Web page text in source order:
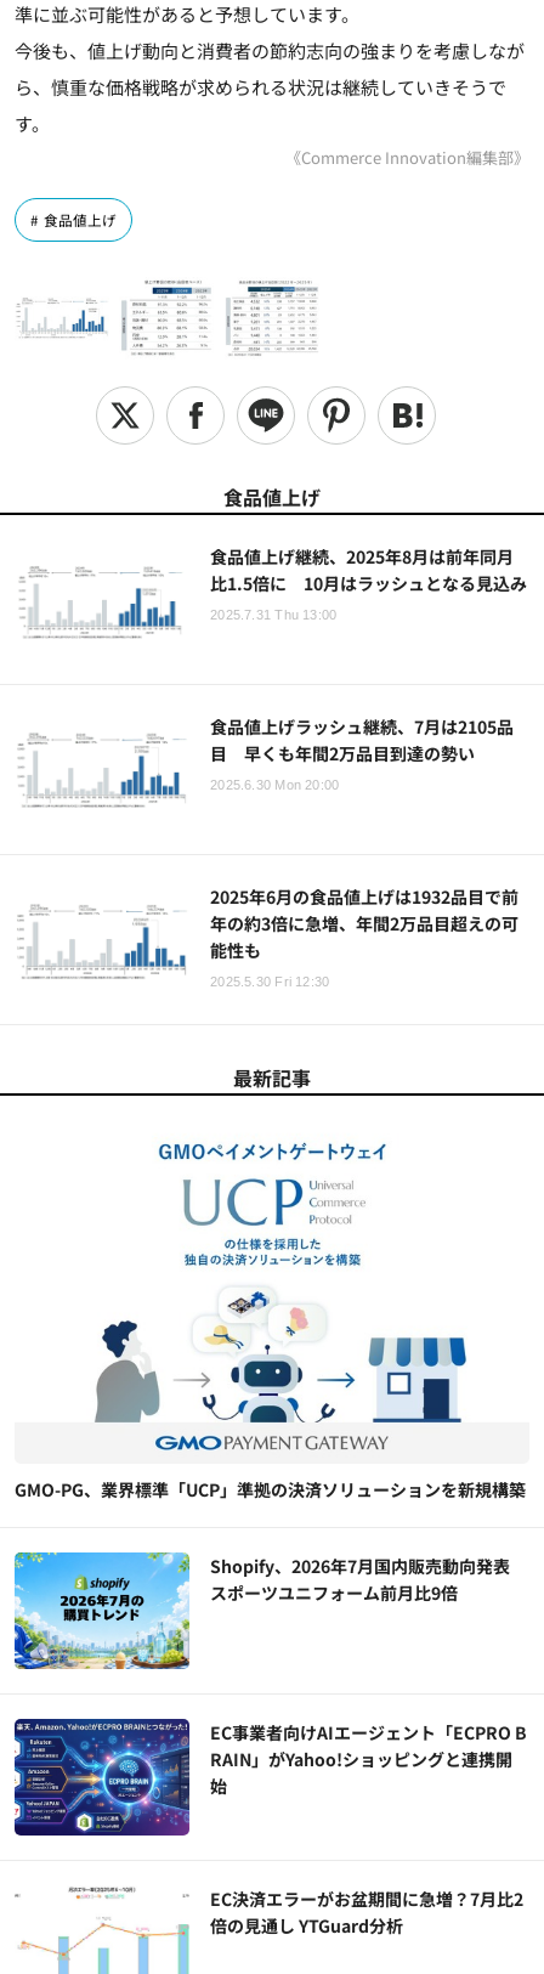
準に並ぶ可能性があると予想しています。
今後も、値上げ動向と消費者の節約志向の強まりを考慮しなが
ら、慎重な価格戦略が求められる状況は継続していきそうで
す。
《Commerce Innovation編集部》
食品値上げ
食品値上げ
食品値上げ継続、2025年8月は前年同月
比1.5倍に 10月はラッシュとなる見込み
2025.7.31 Thu 13:00
食品値上げラッシュ継続、7月は2105品
目 早くも年間2万品目到達の勢い
2025.6.30 Mon 20:00
2025年6月の食品値上げは1932品目で前
年の約3倍に急増、年間2万品目超えの可
能性も
2025.5.30 Fri 12:30
最新記事
GMO-PG、業界標準「UCP」準拠の決済ソリューションを新規構築
Shopify、2026年7月国内販売動向発表
スポーツユニフォーム前月比9倍
EC事業者向けAIエージェント「ECPRO B
RAIN」がYahoo!ショッピングと連携開
始
EC決済エラーがお盆期間に急増？7月比2
倍の見通し YTGuard分析